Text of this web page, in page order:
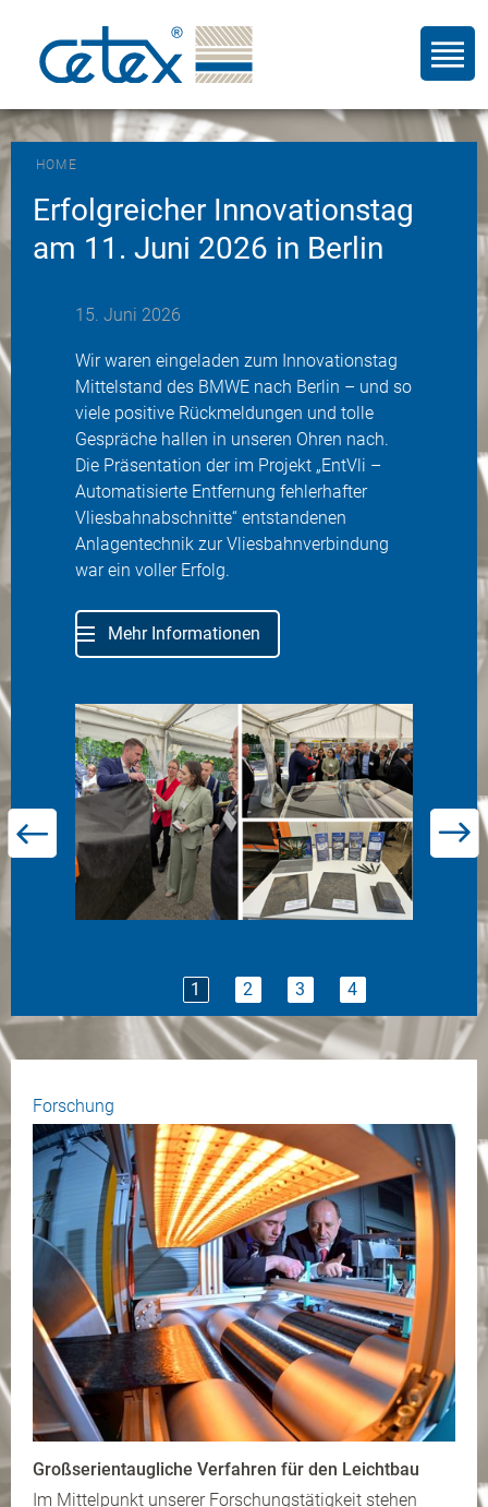
HOME
Erfolgreicher Innovationstag
am 11. Juni 2026 in Berlin
15. Juni 2026
Wir waren eingeladen zum Innovationstag
Mittelstand des BMWE nach Berlin – und so
viele positive Rückmeldungen und tolle
Gespräche hallen in unseren Ohren nach.
Die Präsentation der im Projekt „EntVli –
Automatisierte Entfernung fehlerhafter
Vliesbahnabschnitte“ entstandenen
Anlagentechnik zur Vliesbahnverbindung
war ein voller Erfolg.
Mehr Informationen
1 2 3 4
Forschung
Großserientaugliche Verfahren für den Leichtbau
Im Mittelpunkt unserer Forschungstätigkeit stehen